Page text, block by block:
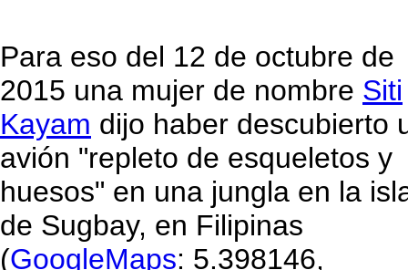
Para eso del 12 de octubre de
2015 una mujer de nombre Siti
Kayam dijo haber descubierto
avión "repleto de esqueletos y
huesos" en una jungla en la
de Sugbay, en Filipinas
(GoogleMaps: 5.398146,